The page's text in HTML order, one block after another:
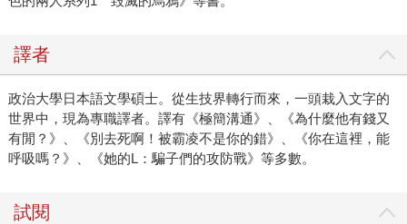
譯者
政治大學日本語文學碩士。從生技界轉行而來，一頭栽入文字的
世界中，現為專職譯者。譯有《極簡溝通》、《為什麼他有錢又
有閒？》、《別去死啊！被霸凌不是你的錯》、《你在這裡，能
呼吸嗎？》、《她的L：騙子們的攻防戰》等多數。
試閱